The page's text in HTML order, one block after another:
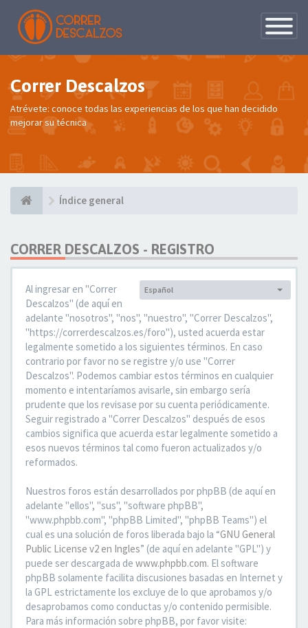
de
Correr Descalzos
Atrévete: conoce todas las experiencias de los que han decidido
mejorar su técnica
Índice general
CORRER DESCALZOS - REGISTRO
Idioma:
Español
Al ingresar en "Correr
Descalzos" (de aquí en
adelante "nosotros", "nos", "nuestro", "Correr Descalzos",
"https://correrdescalzos.es/foro"), usted acuerda estar
legalmente sometido a los siguientes términos. En caso
contrario por favor no se registre y/o use "Correr
Descalzos". Podemos cambiar estos términos en cualquier
momento e intentaríamos avisarle, sin embargo sería
prudente que los revisase por su cuenta periódicamente.
Seguir registrado a "Correr Descalzos" después de esos
cambios significa que acuerda estar legalmente sometido a
esos nuevos términos tal como fueron actualizados y/o
reformados.
Nuestros foros están desarrollados por phpBB (de aquí en
adelante "ellos", "sus", "software phpBB",
"www.phpbb.com", "phpBB Limited", "phpBB Teams") el
cual es una solución de foros liberada bajo la “GNU General
Public License v2 en Ingles” (de aquí en adelante "GPL") y
puede ser descargada de www.phpbb.com. El software
phpBB solamente facilita discusiones basadas en Internet y
la GPL estrictamente los excluye de lo que aprobamos y/o
desaprobamos como conductas y/o contenido permisible.
Para más información sobre phpBB, por favor visite: